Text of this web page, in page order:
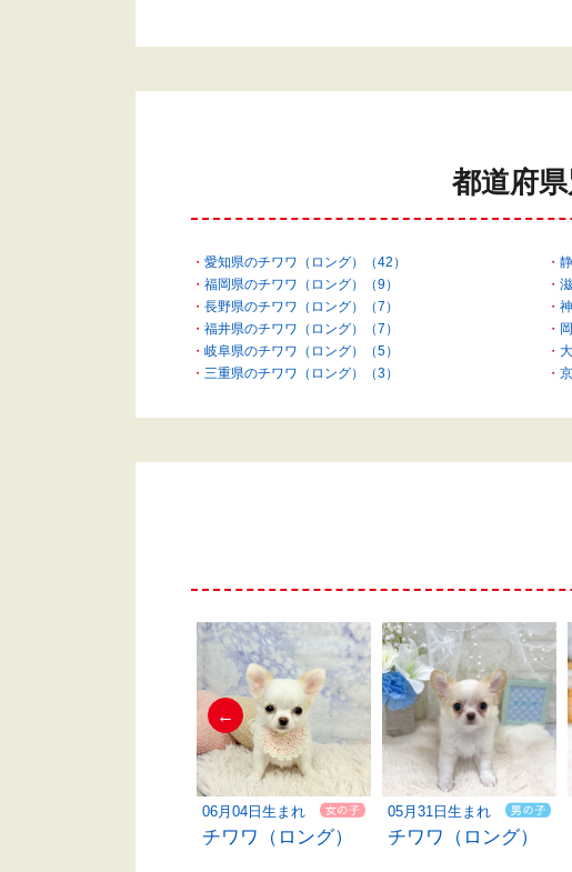
都道府
愛知県のチワワ（ロング）（42）
福岡県のチワワ（ロング）（9）
長野県のチワワ（ロング）（7）
福井県のチワワ（ロング）（7）
岐阜県のチワワ（ロング）（5）
三重県のチワワ（ロング）（3）
←
06月04日生まれ
チワワ（ロング）
05月31日生まれ
チワワ（ロング）